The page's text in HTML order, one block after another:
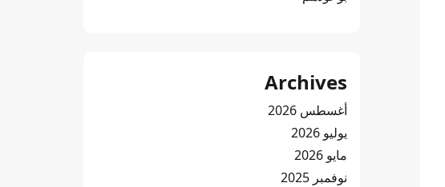
Archives
أغسطس 2026
يوليو 2026
مايو 2026
نوفمبر 2025